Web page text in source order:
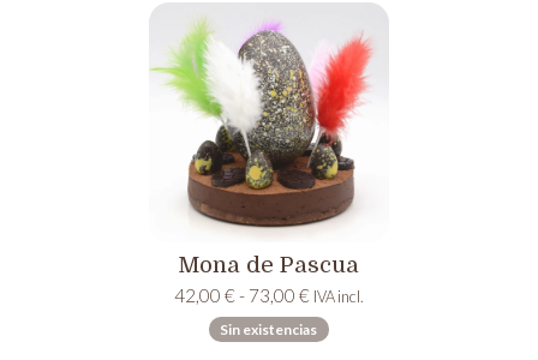
Mona de Pascua
42,00 €- 73,00 €Rango
de
precios:
IVA incl.
Sin existencias